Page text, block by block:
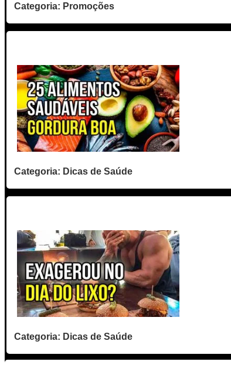
Categoria: Promoções
Categoria: Dicas de Saúde
Categoria: Dicas de Saúde